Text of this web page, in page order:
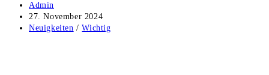
Admin
27. November 2024
Neuigkeiten / Wichtig